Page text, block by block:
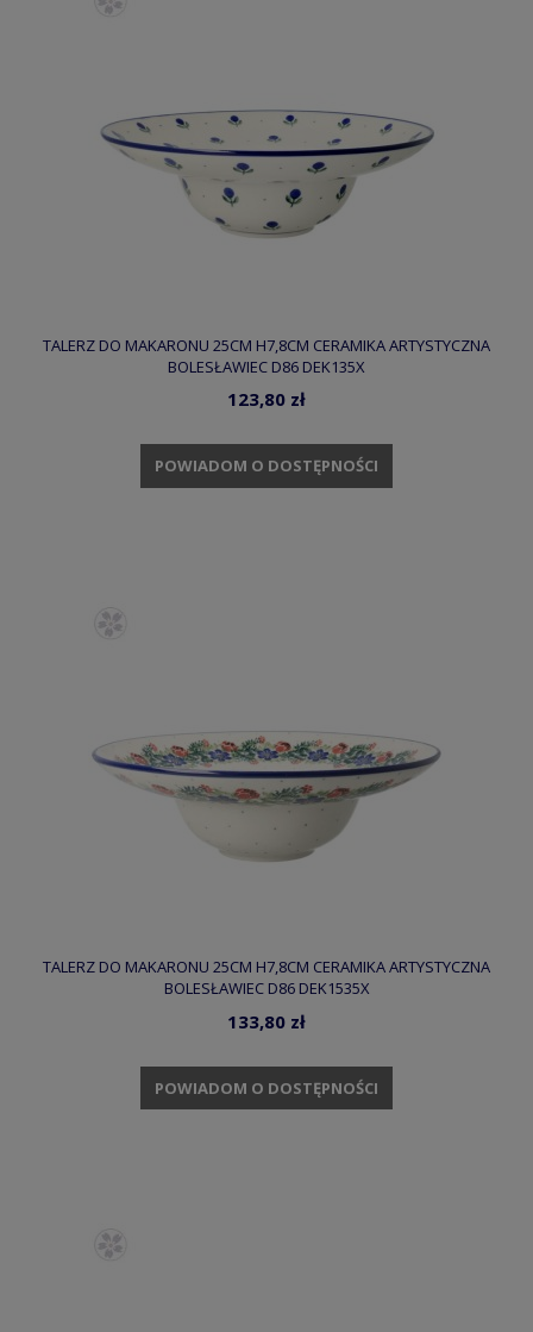
TALERZ DO MAKARONU 25CM H7,8CM CERAMIKA ARTYSTYCZNA
BOLESŁAWIEC D86 DEK135X
123,80 zł
POWIADOM O DOSTĘPNOŚCI
TALERZ DO MAKARONU 25CM H7,8CM CERAMIKA ARTYSTYCZNA
BOLESŁAWIEC D86 DEK1535X
133,80 zł
POWIADOM O DOSTĘPNOŚCI